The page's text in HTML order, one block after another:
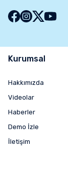
Kurumsal
Hakkımızda
Videolar
Haberler
Demo İzle
İletişim